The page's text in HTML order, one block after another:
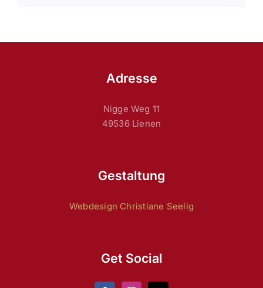
Adresse
Nigge Weg 11
49536 Lienen
Gestaltung
Webdesign Christiane Seelig
Get Social